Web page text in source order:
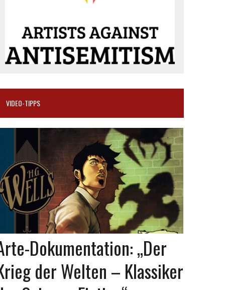
VIDEO-TIPPS
Dokumentation: „Der
der Welten – Klassiker